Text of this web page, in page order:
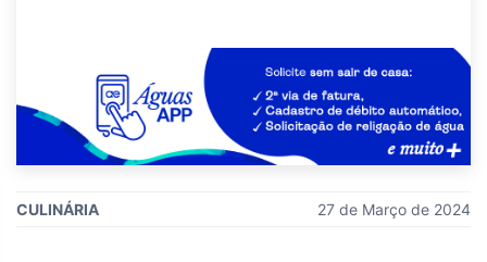
CULINÁRIA 27 de Março de 2024